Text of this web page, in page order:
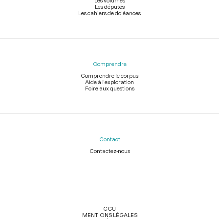
Les députés
Les cahiers de doléances
Comprendre
Comprendre le corpus
Aide à l'exploration
Foire aux questions
Contact
Contactez-nous
Légal
CGU
MENTIONS LÉGALES